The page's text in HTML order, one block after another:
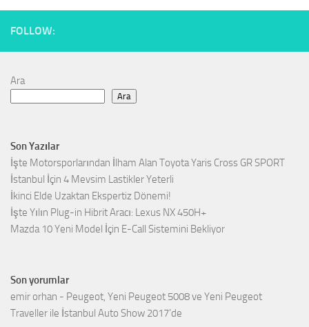
FOLLOW:
Ara
Ara
Son Yazılar
İşte Motorsporlarından İlham Alan Toyota Yaris Cross GR SPORT
İstanbul İçin 4 Mevsim Lastikler Yeterli
İkinci Elde Uzaktan Ekspertiz Dönemi!
İşte Yılın Plug-in Hibrit Aracı: Lexus NX 450H+
Mazda 10 Yeni Model İçin E-Call Sistemini Bekliyor
Son yorumlar
emir orhan - Peugeot, Yeni Peugeot 5008 ve Yeni Peugeot
Traveller ile İstanbul Auto Show 2017’de